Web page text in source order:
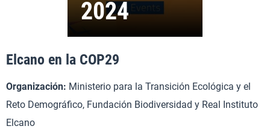
Elcano en la COP29
Organización: Ministerio para la Transición Ecológica y el
Reto Demográfico, Fundación Biodiversidad y Real Instituto
Elcano